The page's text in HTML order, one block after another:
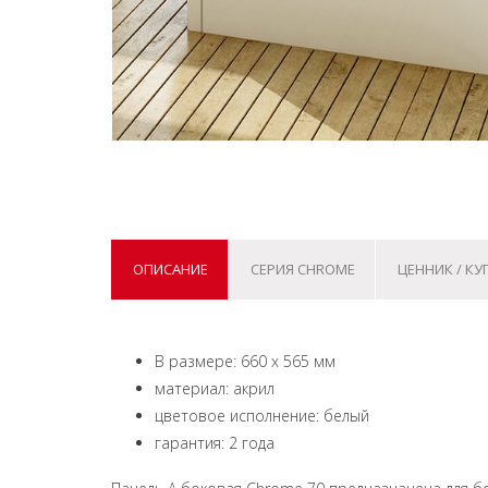
ОПИСАНИЕ СЕРИЯ CHROME ЦЕННИК /
В размере: 660 x 565 мм
материал: акрил
цветовое исполнение: белый
гарантия: 2 года